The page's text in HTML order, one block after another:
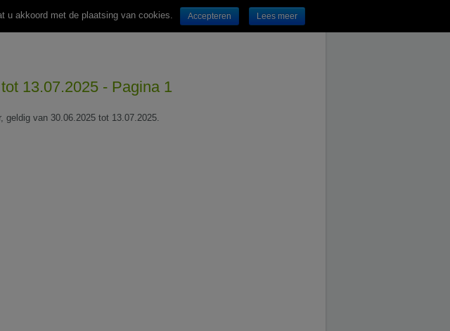
13.07.2025 - Pagina 1
geldig van 30.06.2025 tot 13.07.2025.
u akkoord met de plaatsing van cookies. Accepteren Lees meer